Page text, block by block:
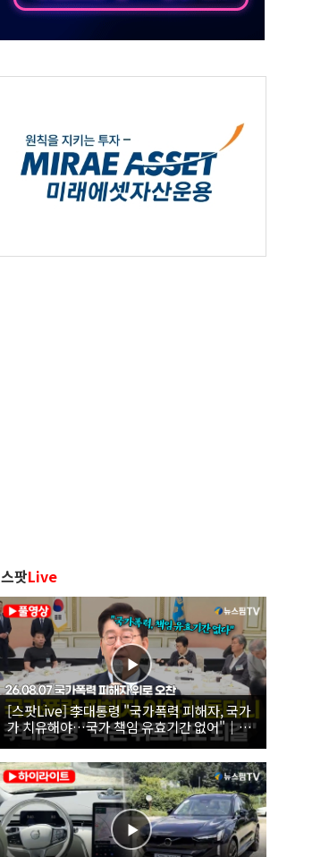
스팟Live
[스팟Live] 李대통령 "국가폭력 피해자, 국가
가 치유해야…국가 책임 유효기간 없어"｜
26.08.07 국가폭력 피해자 위로 오찬